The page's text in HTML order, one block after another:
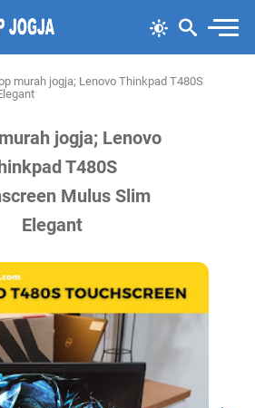
murah jogja; Lenovo Thinkpad T480S
jogja; Lenovo
T480S
Mulus Slim
Elegant